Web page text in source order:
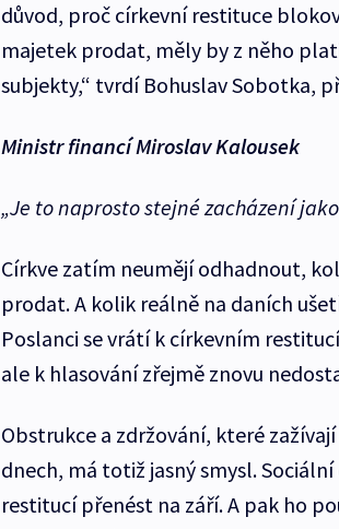
důvod, proč církevní restituce
majetek prodat, měly by z něho
subjekty,“ tvrdí Bohuslav Sobotka,
Ministr financí Miroslav Kalousek
„Je to naprosto stejné zacházení
Církve zatím neumějí odhadnout,
prodat. A kolik reálně na daních
Poslanci se vrátí k církevním
ale k hlasování zřejmě znovu
Obstrukce a zdržování, které
dnech, má totiž jasný smysl.
restitucí přenést na září. A pak ho